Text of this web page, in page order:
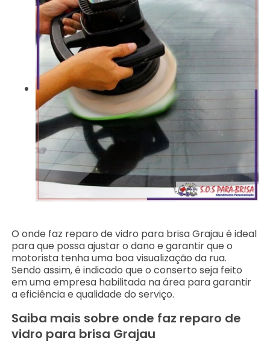
O onde faz reparo de vidro para brisa Grajau é ideal
para que possa ajustar o dano e garantir que o
motorista tenha uma boa visualização da rua.
Sendo assim, é indicado que o conserto seja feito
em uma empresa habilitada na área para garantir
a eficiência e qualidade do serviço.
Saiba mais sobre onde faz reparo de
vidro para brisa Grajau